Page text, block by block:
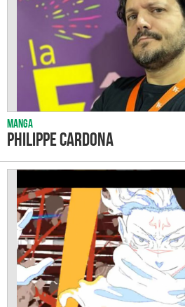
Manga
Philippe Cardona